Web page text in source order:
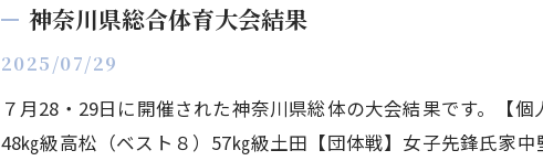
神奈川県総合体育大会結果
2025/07/29
７月28・29日に開催された神奈川県総体の大会結果です。【
48㎏級高松（ベスト８）57㎏級土田【団体戦】女子先鋒氏家